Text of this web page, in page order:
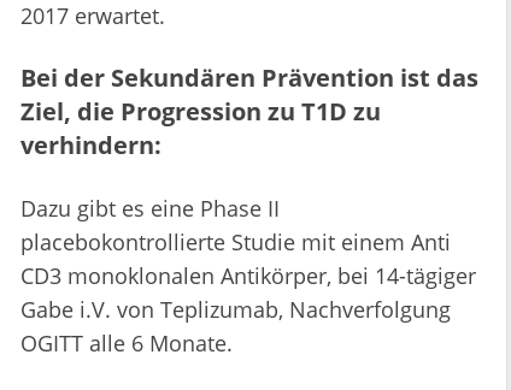
2017 erwartet.
Bei der Sekundären Prävention ist das
Ziel, die Progression zu T1D zu
verhindern:
Dazu gibt es eine Phase II
placebokontrollierte Studie mit einem Anti
CD3 monoklonalen Antikörper, bei 14-tägiger
Gabe i.V. von Teplizumab, Nachverfolgung
OGITT alle 6 Monate.